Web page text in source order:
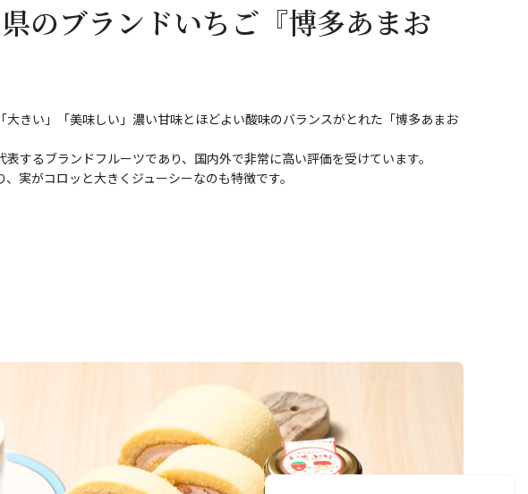
のブランドいちご『博多あまお
大きい」「美味しい」濃い甘味とほどよい酸味のバランスがとれた「博多あまお
表するブランドフルーツであり、国内外で非常に高い評価を受けています。
、実がコロッと大きくジューシーなのも特徴です。